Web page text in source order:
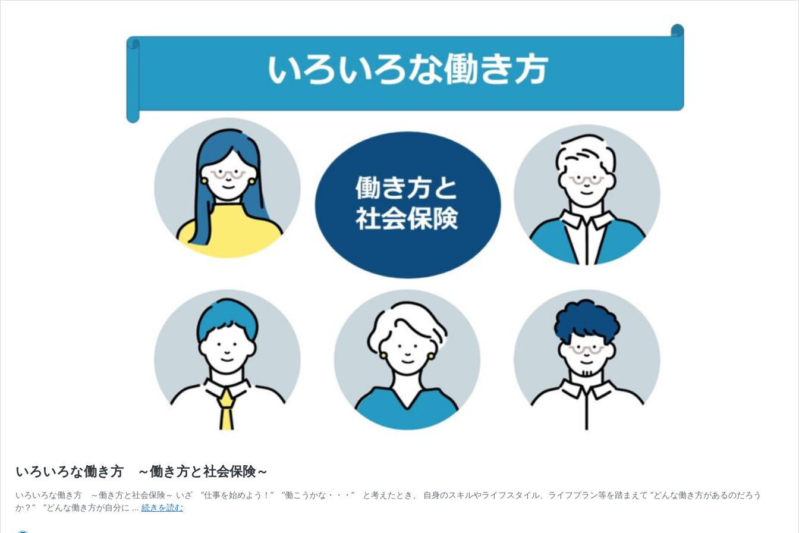
いろいろな働き方 ～働き方と社会保険～
いろいろな働き方 ～働き方と社会保険～ いざ “仕事を始めよう！” “働こうかな・・・” と考えたとき、 自身のスキルやライフスタイル、ライフプラン等を踏まえて “どんな働き方があるのだろう
か？“ ”どんな働き方が自分に … 続きを読むい